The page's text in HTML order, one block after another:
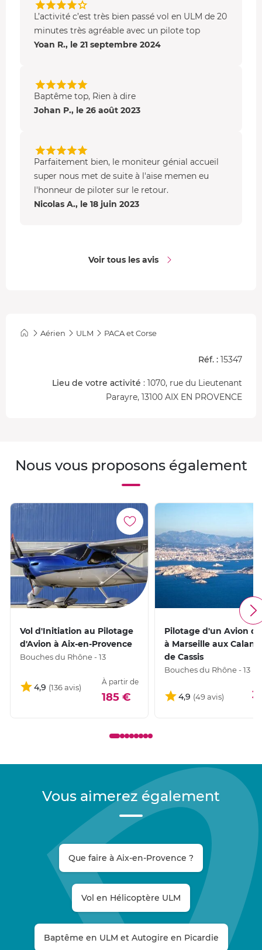
L’activité c’est très bien passé vol en ULM de 20
minutes très agréable avec un pilote top
Yoan R., le 21 septembre 2024
Baptême top, Rien à dire
Johan P., le 26 août 2023
Parfaitement bien, le moniteur génial accueil
super nous met de suite à l'aise memen eu
l'honneur de piloter sur le retour.
Nicolas A., le 18 juin 2023
Voir tous les avis
Aérien ULM PACA et Corse
Réf. : 15347
Lieu de votre activité : 1070, rue du Lieutenant
Parayre, 13100 AIX EN PROVENCE
Nous vous proposons également
Vol d'Initiation au Pilotage
d'Avion à Aix-en-Provence
Bouches du Rhône - 13
4,9
À partir de
185 €
Pilotage d'un Avion
à Marseille aux
de Cassis
Bouches du Rhône - 13
4,9
Vous aimerez également
Que faire à Aix-en-Provence ?
Vol en Hélicoptère ULM
Baptême en ULM et Autogire en Picardie